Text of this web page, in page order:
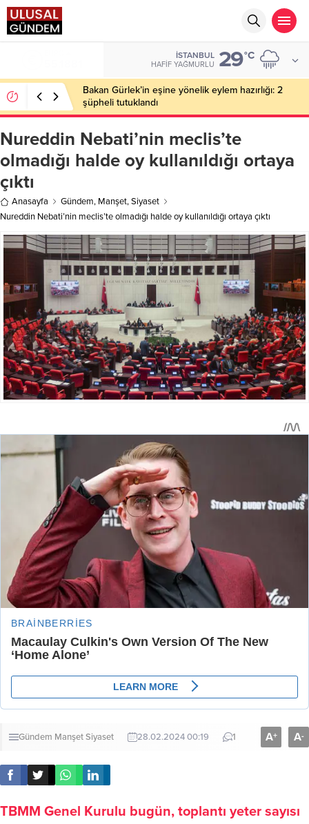
İSTANBUL
HAFIF YAĞMURLU 29°C
Bakan Gürlek’in eşine yönelik eylem hazırlığı: 2
şüpheli tutuklandı
Nureddin Nebati’nin meclis’te
olmadığı halde oy kullanıldığı ortaya
çıktı
Anasayfa Gündem, Manşet,Siyaset
Nureddin Nebati’nin meclis’te olmadığı halde oy kullanıldığı ortaya çıktı
Gündem ManşetSiyaset 28.02.2024 00:19 1 A+ A-
TBMM Genel Kurulu bugün, toplantı yeter sayısı